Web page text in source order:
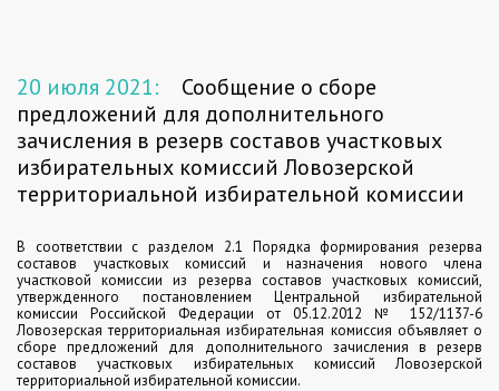
20 июля 2021:
Сообщение о сборе
предложений для дополнительного
зачисления в резерв составов участковых
избирательных комиссий Ловозерской
территориальной избирательной комиссии
В соответствии с разделом 2.1 Порядка формирования резерва
составов участковых комиссий и назначения нового члена
участковой комиссии из резерва составов участковых комиссий,
утвержденного постановлением Центральной избирательной
комиссии Российской Федерации от 05.12.2012 № 152/1137-6
Ловозерская территориальная избирательная комиссия объявляет о
сборе предложений для дополнительного зачисления в резерв
составов участковых избирательных комиссий Ловозерской
территориальной избирательной комиссии.